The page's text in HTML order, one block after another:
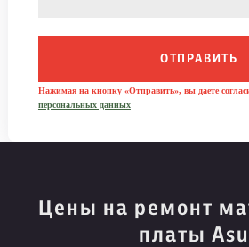
ОТПРАВИТЬ
Нажимая на кнопку «Отправить», вы даете
персональных данных
Цены на ремонт
платы